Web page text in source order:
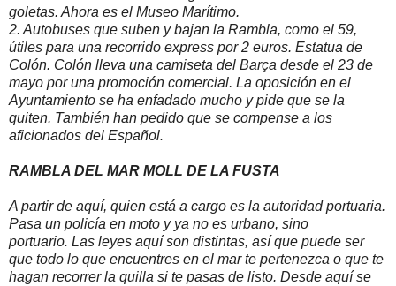
goletas. Ahora es el Museo Marítimo.
2. Autobuses que suben y bajan la Rambla, como el 59,
útiles para una recorrido express por 2 euros. Estatua de
Colón. Colón lleva una camiseta del Barça desde el 23 de
mayo por una promoción comercial. La oposición en el
Ayuntamiento se ha enfadado mucho y pide que se la
quiten. También han pedido que se compense a los
aficionados del Español.
RAMBLA DEL MAR MOLL DE LA FUSTA
A partir de aquí, quien está a cargo es la autoridad portuaria.
Pasa un policía en moto y ya no es urbano, sino
portuario. Las leyes aquí son distintas, así que puede ser
que todo lo que encuentres en el mar te pertenezca o que te
hagan recorrer la quilla si te pasas de listo. Desde aquí se